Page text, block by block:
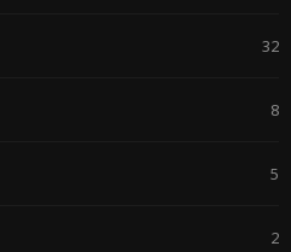
32
8
5
2